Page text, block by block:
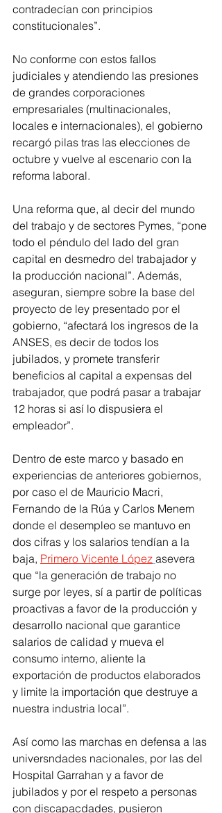
contradecían con principios
constitucionales”.
No conforme con estos fallos
judiciales y atendiendo las presiones
de grandes corporaciones
empresariales (multinacionales,
locales e internacionales), el gobierno
recargó pilas tras las elecciones de
octubre y vuelve al escenario con la
reforma laboral.
Una reforma que, al decir del mundo
del trabajo y de sectores Pymes, “pone
todo el péndulo del lado del gran
capital en desmedro del trabajador y
la producción nacional”. Además,
aseguran, siempre sobre la base del
proyecto de ley presentado por el
gobierno, “afectará los ingresos de la
ANSES, es decir de todos los
jubilados, y promete transferir
beneficios al capital a expensas del
trabajador, que podrá pasar a trabajar
12 horas si así lo dispusiera el
empleador”.
Dentro de este marco y basado en
experiencias de anteriores gobiernos,
por caso el de Mauricio Macri,
Fernando de la Rúa y Carlos Menem
donde el desempleo se mantuvo en
dos cifras y los salarios tendían a la
baja, Primero Vicente López asevera
que “la generación de trabajo no
surge por leyes, sí a partir de políticas
proactivas a favor de la producción y
desarrollo nacional que garantice
salarios de calidad y mueva el
consumo interno, aliente la
exportación de productos elaborados
y limite la importación que destruye a
nuestra industria local”.
Así como las marchas en defensa a las
universndades nacionales, por las del
Hospital Garrahan y a favor de
jubilados y por el respeto a personas
con discapacdades, pusieron